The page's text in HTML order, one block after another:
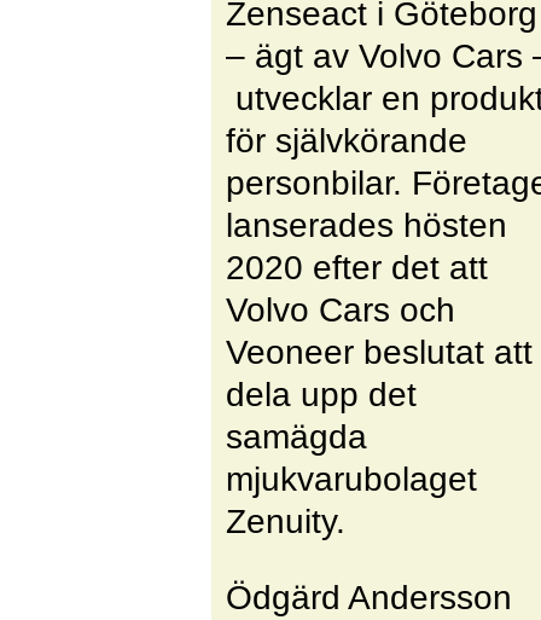
Zenseact i Göteborg
– ägt av Volvo Cars
utvecklar en
för självkörande
personbilar.
lanserades hösten
2020 efter det att
Volvo Cars och
Veoneer beslutat att
dela upp det
samägda
mjukvarubolaget
Zenuity.
Ödgärd Andersson